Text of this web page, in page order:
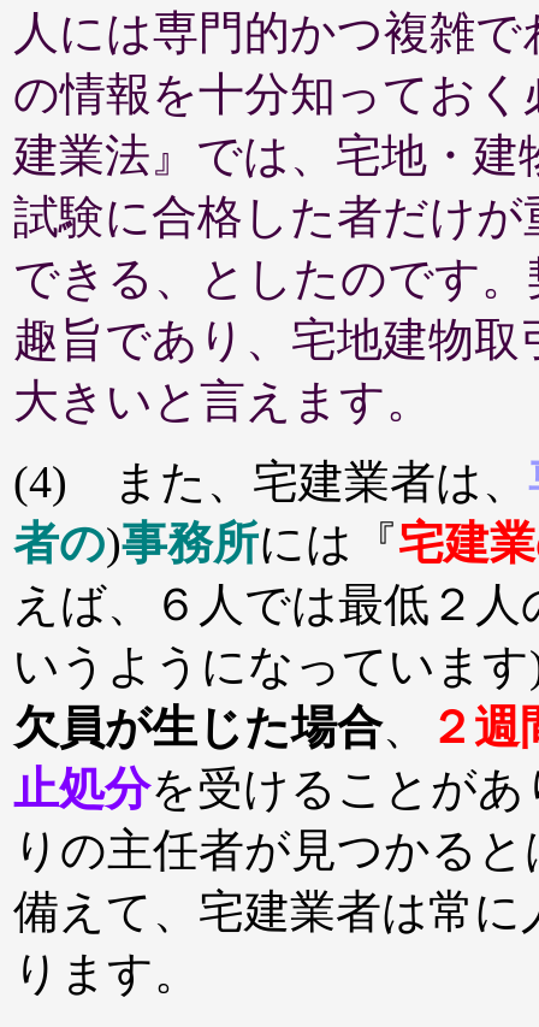
人には専門的かつ複雑
の情報を十分知ってお
建業法』では、宅地・
試験に合格した者だけ
できる、としたのです
趣旨であり、宅地建物
大きいと言えます。
(4) また、宅建業者は、
者の)事務所には『宅建
えば、６人では最低２
いうようになっていま
欠員が生じた場合、
２週
止処分を受けることが
りの主任者が見つかる
備えて、宅建業者は常
ります。